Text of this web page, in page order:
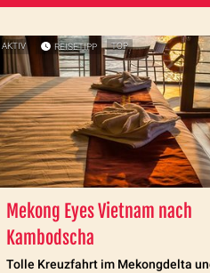
AKTIV REISETIPP TOP
Mekong Eyes Vietnam nach
Kambodscha
Tolle Kreuzfahrt im Mekongdelta